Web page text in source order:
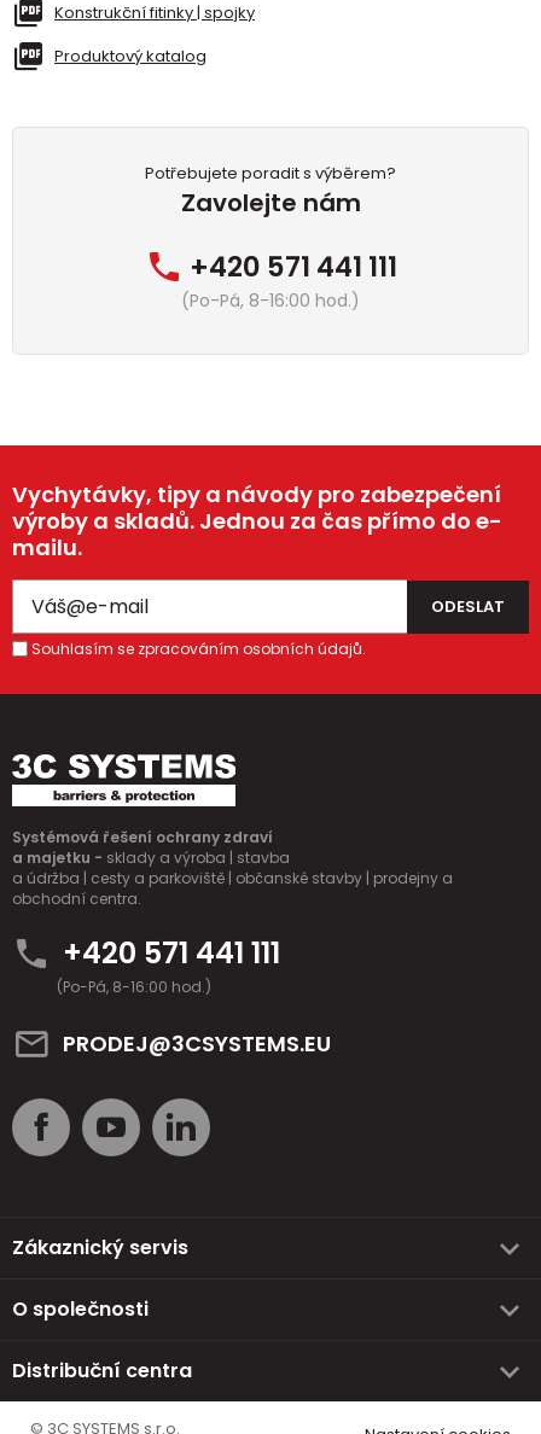
Konstrukční fitinky | spojky
Produktový katalog
Potřebujete poradit s výběrem?
Zavolejte nám
+420 571 441 111
(Po-Pá, 8-16:00 hod.)
Vychytávky, tipy a návody pro zabezpečení
výroby a skladů. Jednou za čas přímo do e-
mailu.
Souhlasím se zpracováním osobních údajů.
Systémová řešení ochrany zdraví
a majetku - sklady a výroba | stavba
a údržba | cesty a parkoviště | občanské stavby | prodejny a
obchodní centra.
+420 571 441 111
(Po-Pá, 8-16:00 hod.)
PRODEJ@3CSYSTEMS.EU
Zákaznický servis
O společnosti
Distribuční centra
© 3C SYSTEMS s.r.o.